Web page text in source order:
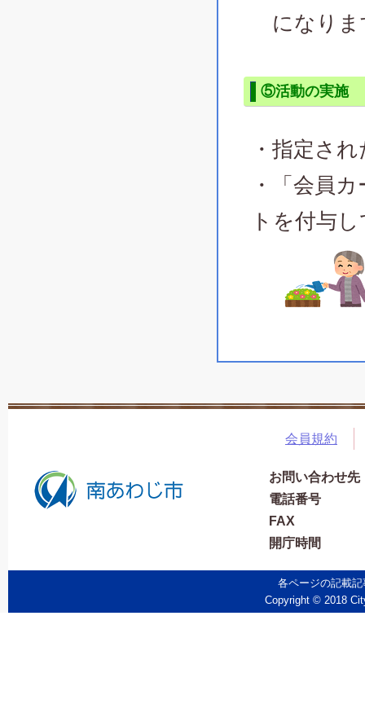
になりま
⑤活動の実施
・指定さ
・「会員
トを付与
会員規約
お問い合わせ先
電話番号
FAX
開庁時間
各ページの記載
Copyright © 2018